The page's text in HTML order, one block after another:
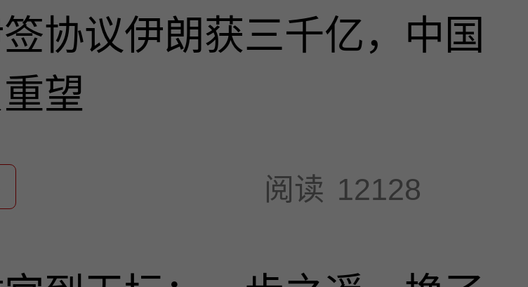
协议伊朗获三千亿，中国
望
阅读 12128